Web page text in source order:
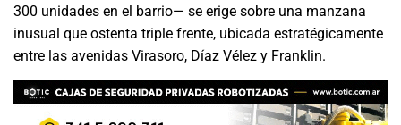
300 unidades en el barrio— se erige sobre una manzana
inusual que ostenta triple frente, ubicada estratégicamente
entre las avenidas Virasoro, Díaz Vélez y Franklin.